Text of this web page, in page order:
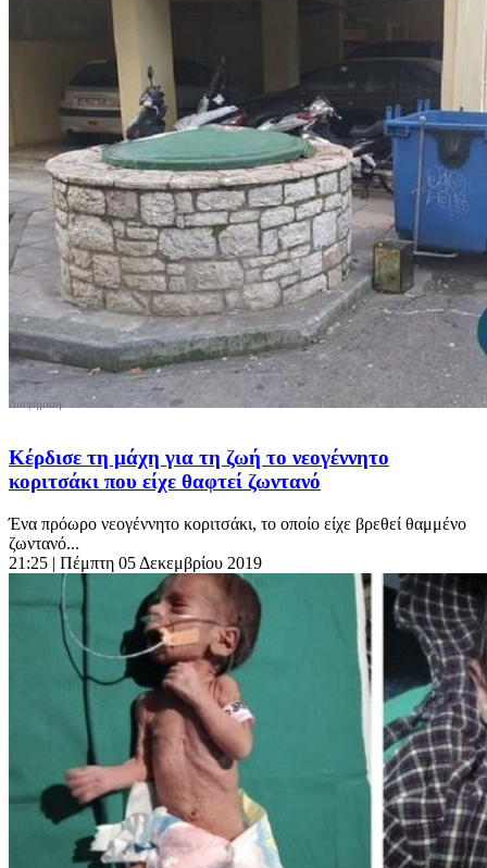
Κέρδισε τη μάχη για τη ζωή το νεογέννητο
κοριτσάκι που είχε θαφτεί ζωντανό
Ένα πρόωρο νεογέννητο κοριτσάκι, το οποίο είχε βρεθεί θαμμένο
ζωντανό...
21:25 | Πέμπτη 05 Δεκεμβρίου 2019